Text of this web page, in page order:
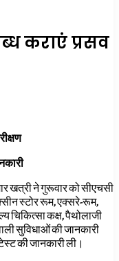
कराएं प्रसव
खत्री ने गुरूवार को सीएचसी
स्टोर रूम, एक्सरे-रूम,
चिकित्सा कक्ष, पैथोलाजी
सुविधाओं की जानकारी
की जानकारी ली।